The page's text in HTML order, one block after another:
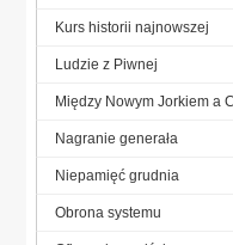
Kurs historii najnowszej
Ludzie z Piwnej
Między Nowym Jorkiem a
Nagranie generała
Niepamięć grudnia
Obrona systemu